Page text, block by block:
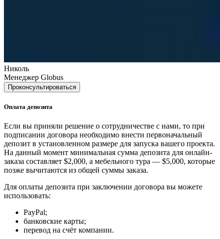
Николь
Менеджер Globus
Проконсультироваться
Оплата депозита
Если вы приняли решение о сотрудничестве с нами, то при
подписании договора необходимо внести первоначальный
депозит в установленном размере для запуска вашего проекта.
На данный момент минимальная сумма депозита для онлайн-
заказа составляет $2,000, а мебельного тура — $5,000, которые
позже вычитаются из общей суммы заказа.
Для оплаты депозита при заключении договора вы можете
использовать:
PayPal;
банковские карты;
перевод на счёт компании.